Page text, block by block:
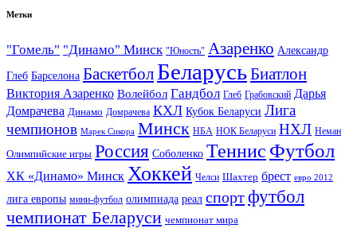
Метки
"Гомель" "Динамо" Минск "Юность" Азаренко Александр
Глеб Барселона Баскетбол БеларусьБиатлон
Виктория Азаренко Волейбол Гандбол Глеб Грабовский Дарья
Домрачева Динамо Домрачева КХЛ Кубок Беларуси Лига
чемпионов Марек Сикора Минск НБА НОК Беларуси НХЛ Неман
Олимпийские игры Россия Соболенко Теннис Футбол
ХК «Динамо» Минск Хоккей Челси Шахтер брест евро 2012
лига европы мини-футбол олимпиада реал спортфутбол
чемпионат Беларуси чемпионат мира